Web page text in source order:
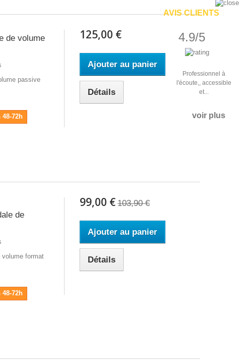
de volume
passive
72h
125,00 €
Ajouter au panier
Détails
de
volume format
72h
99,00 € 103,90 €
Ajouter au panier
Détails
AVIS CLIENTS
4.9/5
Professionnel à
l'écoute,, accessible
et...
voir plus